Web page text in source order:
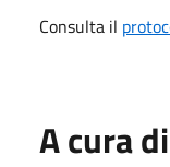
Consulta il
A cura di